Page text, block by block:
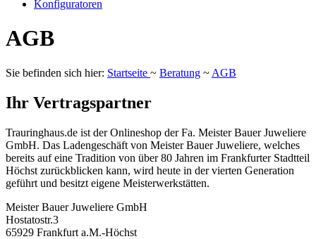
Konfiguratoren
AGB
Sie befinden sich hier: Startseite ~ Beratung ~ AGB
Ihr Vertragspartner
Trauringhaus.de ist der Onlineshop der Fa. Meister Bauer Juweliere
GmbH. Das Ladengeschäft von Meister Bauer Juweliere, welches
bereits auf eine Tradition von über 80 Jahren im Frankfurter Stadtteil
Höchst zurückblicken kann, wird heute in der vierten Generation
geführt und besitzt eigene Meisterwerkstätten.
Meister Bauer Juweliere GmbH
Hostatostr.3
65929 Frankfurt a.M.-Höchst